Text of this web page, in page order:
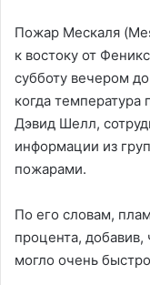
Пожар Мескаля
к востоку от
субботу вечером
когда температура
Дэвид Шелл,
информации из
пожарами.
По его словам,
процента,
могло очень